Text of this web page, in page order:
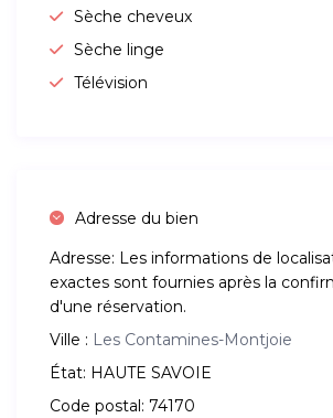
Sèche cheveux
Sèche linge
Télévision
Adresse du bien
Adresse: Les informations de
exactes sont fournies après la
d'une réservation.
Ville : Les Contamines-Montjoie
État: HAUTE SAVOIE
Code postal: 74170